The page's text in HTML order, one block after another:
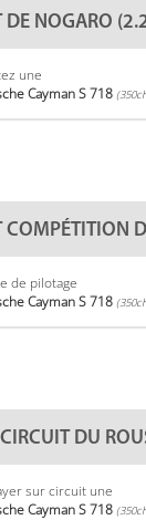
DE NOGARO
une
Cayman S 718
COMPÉTITION
de pilotage
Cayman S 718
DU
sur circuit une
Cayman S 718